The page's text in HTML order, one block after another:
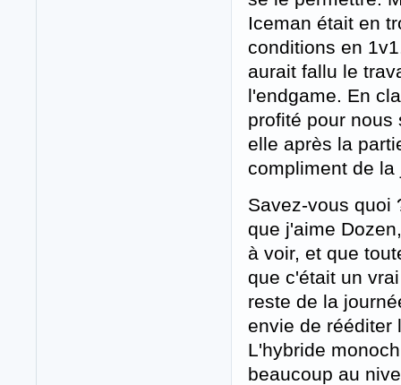
Iceman était en
conditions en
aurait fallu le
l'endgame. En
profité pour nous
elle après la
compliment de la
Savez-vous quoi
que j'aime
à voir, et que
que c'était un
reste de la
envie de rééditer
L'hybride
beaucoup au